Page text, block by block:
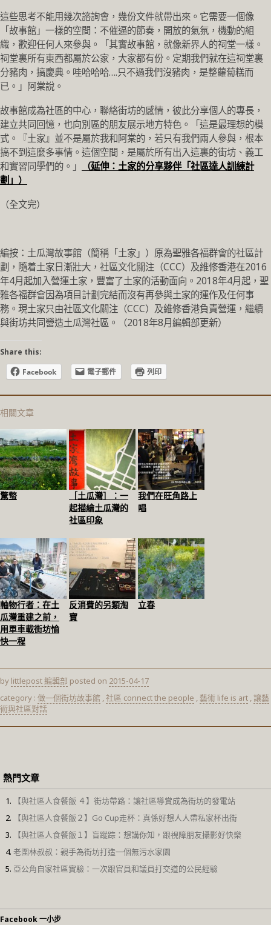
這些思考不能用幾次諮詢會，幾份文件就帶出來。它需要一個像
「故事館」一樣的空間：不催逼的節奏，開放的氣氛，機動的組
織，歡迎任何人來參與。「其實故事館，就像新界人的祠堂一樣。
祠堂裏所有東西都屬於公家，大家都有份。定期我們就在這祠堂裏
分豬肉，搞慶典。哇哈哈哈….只不過我們沒豬肉，是整蘿蔔糕而
已。」阿棠說。
故事館成為社區的中心，聯絡街坊的感情，彼此分享個人的專長，
建立共同回憶，也向別區的朋友展示地方特色。「這是最理想的模
式。『土家』並不是屬於我和阿棠的，若只有我們兩人參與，根本
搞不到這麼多事情。這個空間，是屬於所有出入這裏的街坊、義工
和實習同學們的。」
（延伸：土家的分享夥伴「社區達人訓練計
劃」）
（全文完）
編按：土瓜灣故事館（簡稱「土家」）原為聖雅各福群會的社區計
劃，隨着土家日漸壯大，社區文化關注（CCC）及維修香港在2016
年4月起加入營運土家，豐富了土家的活動面向。2018年4月起，聖
雅各福群會因為項目計劃完結而沒有再參與土家的運作及任何事
務。現土家只由社區文化關注（CCC）及維修香港負責營運，繼續
與街坊共同營造土瓜灣社區。（2018年8月編輯部更新）
Share this:
Facebook
電子郵件 列印
相關文章
驚螫
［土瓜灣］：一
起描繪土瓜灣的
社區印象
我們在旺角路上
唱
軸物行者：在土
瓜灣重建之前，
用單車載街坊愉
快一程
反消費的另類淘
寶
立春
by littlepost 編輯部 posted on 2015-04-17
category : 做一個街坊故事館 ,社區 connect the people , 藝術 life is art ,讓藝
術與社區對話
熱門文章
【與社區人食餐飯 ４】街坊帶路：讓社區導賞成為街坊的發電站
【與社區人食餐飯２】Go Cup走杯：真係好想人人帶私家杯出街
【與社區人食餐飯１】盲蹤踪：想講你知，跟視障朋友攝影好快樂
老圍林叔叔：親手為街坊打造一個無污水家園
亞公角自家社區實驗：一次跟官員和議員打交道的公民經驗
Facebook 一小步